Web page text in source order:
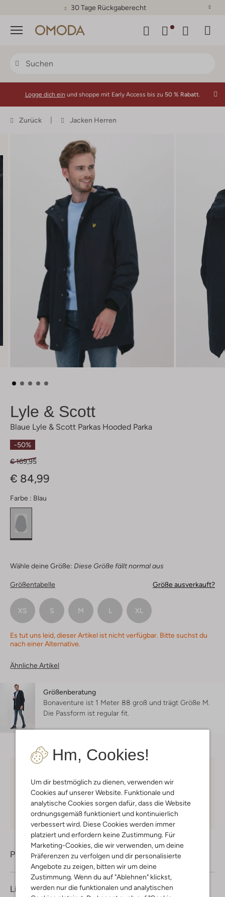
30 Tage Rückgaberecht
Menü
Hm, Cookies!
Um dir bestmöglich zu dienen, verwenden wir
Cookies auf unserer Website. Funktionale und
analytische Cookies sorgen dafür, dass die Website
ordnungsgemäß funktioniert und kontinuierlich
verbessert wird. Diese Cookies werden immer
platziert und erfordern keine Zustimmung. Für
Marketing-Cookies, die wir verwenden, um deine
Präferenzen zu verfolgen und dir personalisierte
Angebote zu zeigen, bitten wir um deine
Zustimmung. Wenn du auf "Ablehnen" klickst,
werden nur die funktionalen und analytischen
Logge dich ein und shoppe mit Early Access bis zu 50 % Rabatt.
Zurück Jacken Herren
Lyle & Scott
Blaue Lyle & Scott Parkas Hooded Parka
-50%
€ 169,95
€ 84,99
Farbe : Blau
Wähle deine Größe: Diese Größe fällt normal aus
Größentabelle Größe ausverkauft?
XS S M L XL
Es tut uns leid, dieser Artikel ist nicht verfügbar. Bitte suchst du
nach einer Alternative.
Ähnliche Artikel
Größenberatung
Bonaventure ist 1 Meter 88 groß und trägt Größe M.
Die Passform ist regular fit
Mitglieder in Deutschland
Kauf auf Rechnung 30 TagenRückgaberecht
Produktinformation
Lieferung & Rückgabe